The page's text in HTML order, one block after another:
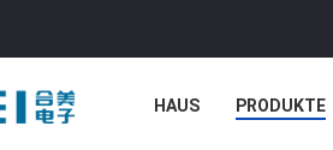
HAUS PRODUKTE